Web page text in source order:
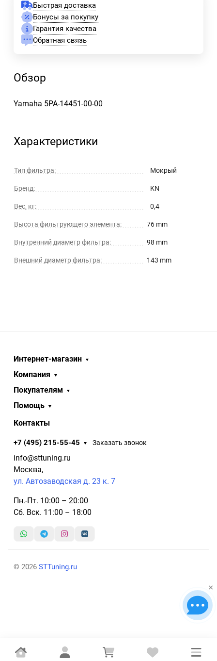
Быстрая доставка
Бонусы за покупку
Гарантия качества
Обратная связь
Обзор
Yamaha 5PA-14451-00-00
Характеристики
Тип фильтра: Мокрый
Бренд: KN
Вес, кг: 0,4
Высота фильтрующего элемента: 76 mm
Внутренний диаметр фильтра: 98 mm
Внешний диаметр фильтра: 143 mm
Интернет-магазин
Компания
Покупателям
Помощь
Контакты
+7 (495) 215-55-45 Заказать звонок
info@sttuning.ru
Москва,
ул. Автозаводская д. 23 к. 7
Пн.-Пт. 10:00 – 20:00
Сб. Вск. 11:00 – 18:00
© 2026 STTuning.ru
×